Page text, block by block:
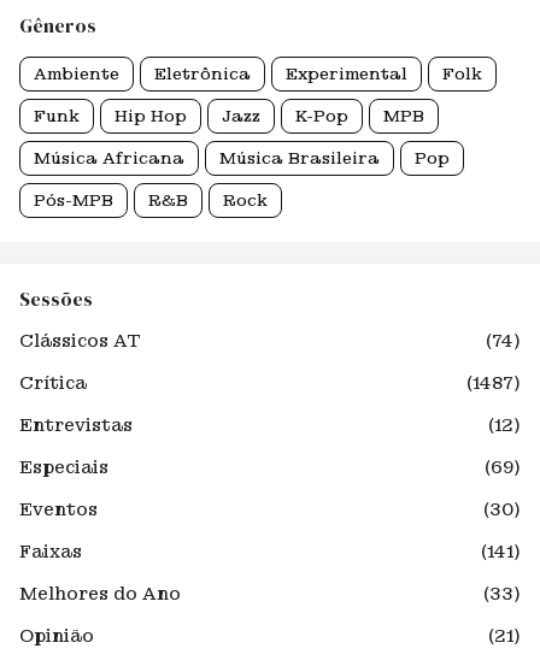
Gêneros
Ambiente Eletrônica Experimental Folk
Funk Hip Hop Jazz K-Pop MPB
Música Africana Música Brasileira Pop
Pós-MPB R&B Rock
Sessões
Clássicos AT
(74)
Crítica
(1487)
Entrevistas
(12)
Especiais
(69)
Eventos
(30)
Faixas
(141)
Melhores do Ano
(33)
Opinião
(21)